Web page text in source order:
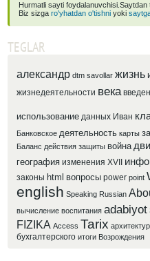
Hurmatli sayti foydalanuvchisi.Saytdan
Biz sizga ro'yhatdan o'tishniyoki
TEGLAR
александр dtm savollar жизнь
жизнедеятельности века
использование данных Иван
Банковское деятельность карты
Баланс действия защиты война
география изменения XVII
законы html вопросы power point
english Speaking Russian
вычисление воспитания adabiyot
FIZIKA Access Tarix
бухгалтерского итоги Возрождения